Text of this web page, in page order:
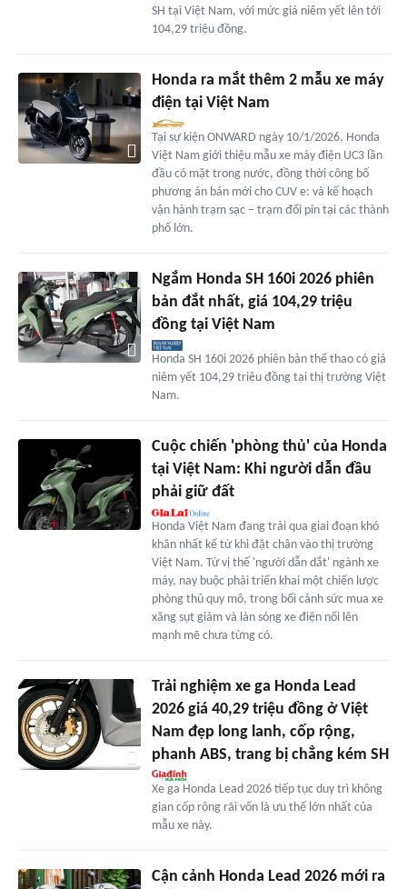
SH tại Việt Nam, với mức giá niêm yết lên tới
104,29 triệu đồng.
Honda ra mắt thêm 2 mẫu xe máy
điện tại Việt Nam
Tại sự kiện ONWARD ngày 10/1/2026, Honda
Việt Nam giới thiệu mẫu xe máy điện UC3 lần
đầu có mặt trong nước, đồng thời công bố
phương án bán mới cho CUV e: và kế hoạch
vận hành trạm sạc – trạm đổi pin tại các thành
phố lớn.
Ngắm Honda SH 160i 2026 phiên
bản đắt nhất, giá 104,29 triệu
đồng tại Việt Nam
Honda SH 160i 2026 phiên bản thể thao có giá
niêm yết 104,29 triệu đồng tại thị trường Việt
Nam.
Cuộc chiến 'phòng thủ' của Honda
tại Việt Nam: Khi người dẫn đầu
phải giữ đất
Honda Việt Nam đang trải qua giai đoạn khó
khăn nhất kể từ khi đặt chân vào thị trường
Việt Nam. Từ vị thế 'người dẫn dắt' ngành xe
máy, nay buộc phải triển khai một chiến lược
phòng thủ quy mô, trong bối cảnh sức mua xe
xăng sụt giảm và làn sóng xe điện nổi lên
mạnh mẽ chưa từng có.
Trải nghiệm xe ga Honda Lead
2026 giá 40,29 triệu đồng ở Việt
Nam đẹp long lanh, cốp rộng,
phanh ABS, trang bị chẳng kém SH
Xe ga Honda Lead 2026 tiếp tục duy trì không
gian cốp rộng rãi vốn là ưu thế lớn nhất của
mẫu xe này.
Cận cảnh Honda Lead 2026 mới ra